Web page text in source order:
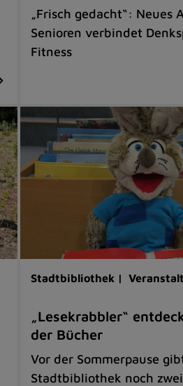
„Frisch gedacht“: Neues
Senioren verbindet
Fitness
Stadtbibliothek |
„Lesekrabbler“
der Bücher
Vor der Sommerpause
Stadtbibliothek noch